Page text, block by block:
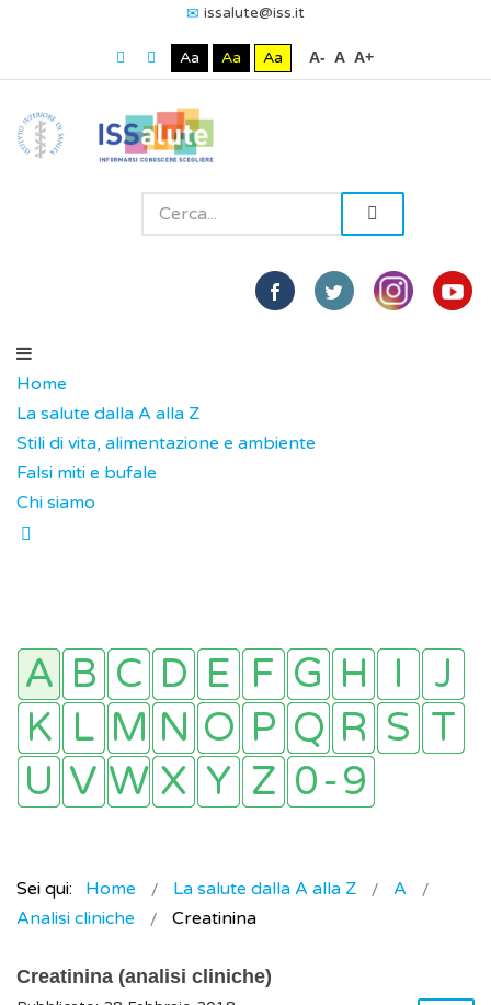
issalute@iss.it
Aa Aa Aa A- A A+
Home
La salute dalla A alla Z
Stili di vita, alimentazione e ambiente
Falsi miti e bufale
Chi siamo
Sei qui: Home La salute dalla A alla Z
A
Analisi cliniche
Creatinina
Creatinina (analisi cliniche)